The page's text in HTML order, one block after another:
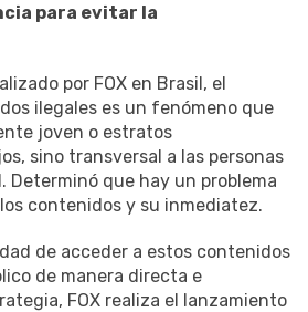
para evitar la
por FOX en Brasil, el
ilegales es un fenómeno que
joven o estratos
sino transversal a las personas
Determinó que hay un problema
contenidos y su inmediatez.
de acceder a estos contenidos
de manera directa e
FOX realiza el lanzamiento